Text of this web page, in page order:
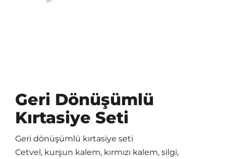
Geri Dönüşümlü
Kırtasiye Seti
Geri dönüşümlü kırtasiye seti
Cetvel, kurşun kalem, kırmızı kalem, silgi,